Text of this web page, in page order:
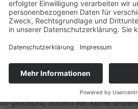
Person, die allein oder
Adressen o. Ä.) entscheidet.
speziellere Speicherdauer
Sie ein berechtigtes
gelöscht, sofern wir keine